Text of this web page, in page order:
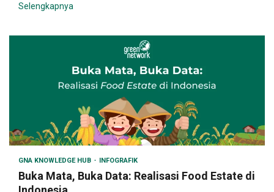
Selengkapnya
GNA KNOWLEDGE HUB INFOGRAFIK
Buka Mata, Buka Data: Realisasi Food Estate di